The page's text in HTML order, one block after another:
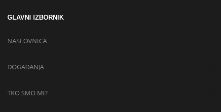
GLAVNI IZBORNIK
NASLOVNICA
DOGAĐANJA
TKO SMO MI?